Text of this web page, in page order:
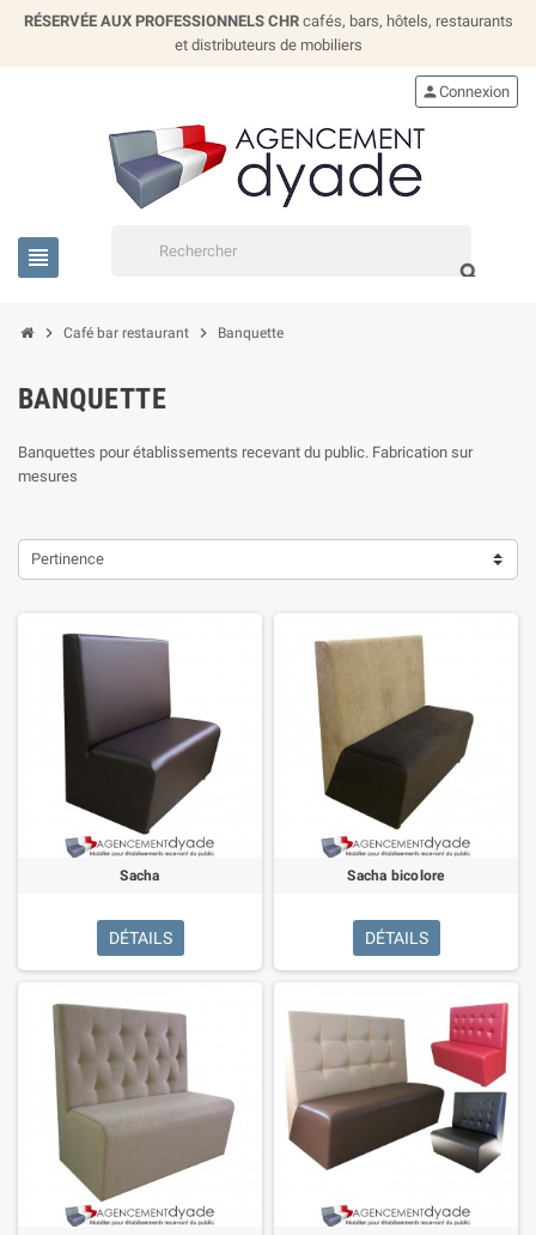
RÉSERVÉE AUX PROFESSIONNELS CHRcafés, bars, hôtels, restaurants
et distributeurs de mobiliers
view_headline
search
personConnexion
chevron_right Café bar restaurant chevron_right Banquette
BANQUETTE
Banquettes pour établissements recevant du public. Fabrication sur
mesures
Pertinence
Sacha
DÉTAILS
Sacha bicolore
DÉTAILS